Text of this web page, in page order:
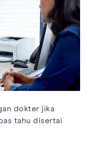
dokter jika
tahu disertai